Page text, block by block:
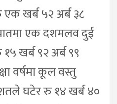
खर्ब ५२ अर्ब ३८
एक दशमलव दुई
खर्ब ९२ अर्ब ९९
वर्षमा कूल वस्तु
घटेर रु १४ खर्ब ४०